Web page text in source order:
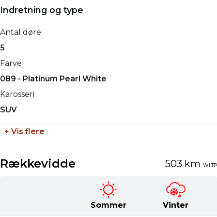
Indretning og type
Antal døre
5
Farve
089 - Platinum Pearl White
Karosseri
SUV
El
Geartype
Automatisk
150,00 kW
Maks. ladeeffekt (hjemme)
11,00 kW
1860 mm
Højde
1650 mm
Længde
4690 mm
Tilkoblingsvægt med bremser
750 kg
+ Vis flere